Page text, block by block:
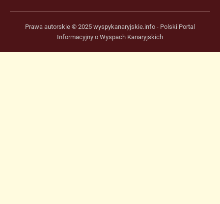
Prawa autorskie © 2025 wyspykanaryjskie.info - Polski Portal
Informacyjny o Wyspach Kanaryjskich